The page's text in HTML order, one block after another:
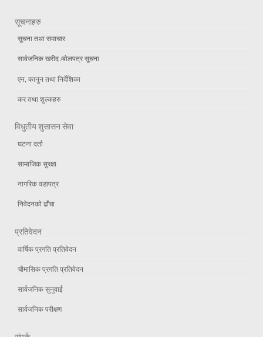
सूचनाहरु
सूचना तथा समाचार
सार्वजनिक खरीद /बोलपत्र सूचना
एन, कानुन तथा निर्देशिका
कर तथा शुल्कहरु
विधुतीय शुसासन सेवा
घटना दर्ता
सामाजिक सुरक्षा
नागरिक वडापत्र
निवेदनको ढाँचा
प्रतिवेदन
वार्षिक प्रगति प्रतिवेदन
चौमासिक प्रगति प्रतिवेदन
सार्वजनिक सुनुवाई
सार्वजनिक परीक्षण